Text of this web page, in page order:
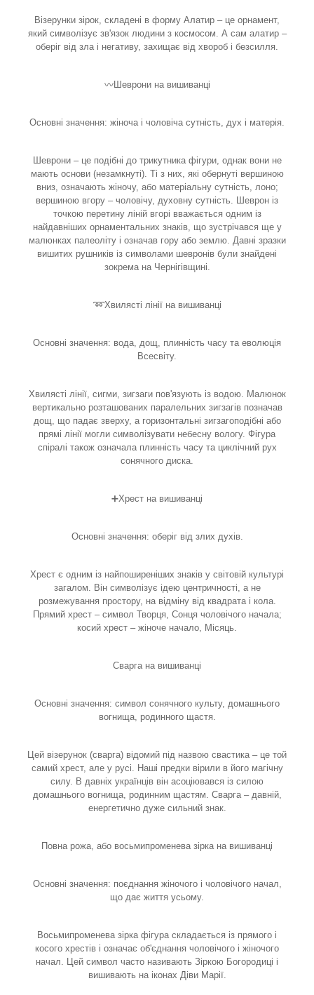
Візерунки зірок, складені в форму Алатир – це орнамент,
який символізує зв'язок людини з космосом. А сам алатир –
оберіг від зла і негативу, захищає від хвороб і безсилля.
〰️Шеврони на вишиванці
Основні значення: жіноча і чоловіча сутність, дух і матерія.
Шеврони – це подібні до трикутника фігури, однак вони не
мають основи (незамкнуті). Ті з них, які обернуті вершиною
вниз, означають жіночу, або матеріальну сутність, лоно;
вершиною вгору – чоловічу, духовну сутність. Шеврон із
точкою перетину ліній вгорі вважається одним із
найдавніших орнаментальних знаків, що зустрічався ще у
малюнках палеоліту і означав гору або землю. Давні зразки
вишитих рушників із символами шевронів були знайдені
зокрема на Чернігівщині.
➿Хвилясті лінії на вишиванці
Основні значення: вода, дощ, плинність часу та еволюція
Всесвіту.
Хвилясті лінії, сигми, зигзаги пов'язують із водою. Малюнок
вертикально розташованих паралельних зигзагів позначав
дощ, що падає зверху, а горизонтальні зигзагоподібні або
прямі лінії могли символізувати небесну вологу. Фігура
спіралі також означала плинність часу та циклічний рух
сонячного диска.
➕Хрест на вишиванці
Основні значення: оберіг від злих духів.
Хрест є одним із найпоширеніших знаків у світовій культурі
загалом. Він символізує ідею центричності, а не
розмежування простору, на відміну від квадрата і кола.
Прямий хрест – символ Творця, Сонця чоловічого начала;
косий хрест – жіноче начало, Місяць.
Сварга на вишиванці
Основні значення: символ сонячного культу, домашнього
вогнища, родинного щастя.
Цей візерунок (сварга) відомий під назвою свастика – це той
самий хрест, але у русі. Наші предки вірили в його магічну
силу. В давніх українців він асоціювався із силою
домашнього вогнища, родинним щастям. Сварга – давній,
енергетично дуже сильний знак.
Повна рожа, або восьмипроменева зірка на вишиванці
Основні значення: поєднання жіночого і чоловічого начал,
що дає життя усьому.
Восьмипроменева зірка фігура складається із прямого і
косого хрестів і означає об'єднання чоловічого і жіночого
начал. Цей символ часто називають Зіркою Богородиці і
вишивають на іконах Діви Марії.